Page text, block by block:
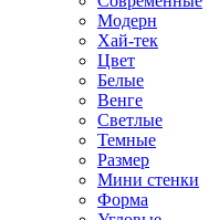
Модерн
Хай-тек
Цвет
Белые
Венге
Светлые
Темные
Размер
Мини стенки
Форма